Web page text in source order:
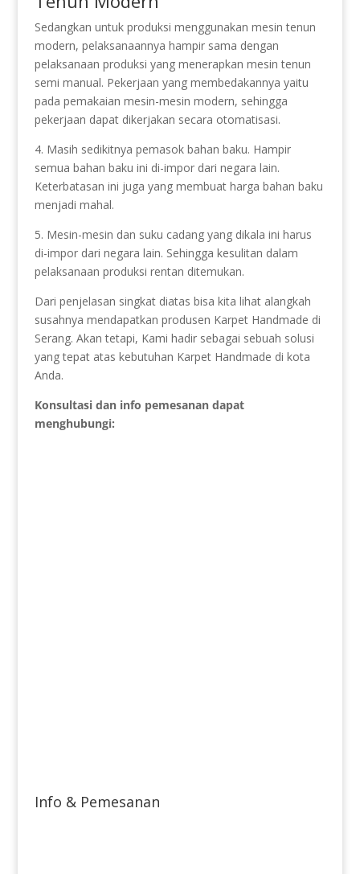
Sedangkan untuk produksi menggunakan mesin tenun
modern, pelaksanaannya hampir sama dengan
pelaksanaan produksi yang menerapkan mesin tenun
semi manual. Pekerjaan yang membedakannya yaitu
pada pemakaian mesin-mesin modern, sehingga
pekerjaan dapat dikerjakan secara otomatisasi.
4. Masih sedikitnya pemasok bahan baku. Hampir
semua bahan baku ini di-impor dari negara lain.
Keterbatasan ini juga yang membuat harga bahan baku
menjadi mahal.
5. Mesin-mesin dan suku cadang yang dikala ini harus
di-impor dari negara lain. Sehingga kesulitan dalam
pelaksanaan produksi rentan ditemukan.
Dari penjelasan singkat diatas bisa kita lihat alangkah
susahnya mendapatkan produsen Karpet Handmade di
Serang. Akan tetapi, Kami hadir sebagai sebuah solusi
yang tepat atas kebutuhan Karpet Handmade di kota
Anda.
Konsultasi dan info pemesanan dapat
menghubungi:
Info & Pemesanan